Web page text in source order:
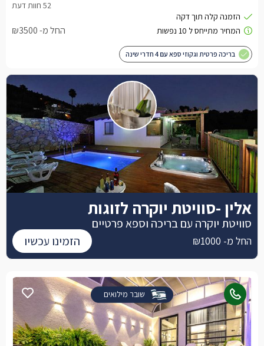
החל מ- ₪3500
בריכה פרטית וגקוזי ספא עם 4 חדרי שינה
שובר מילואים
אלין -סוויטת יוקרה לזוגות
סוויטת יוקרה עם בריכה וספא פרטיים
החל מ- ₪1000 הזמינו עכשיו